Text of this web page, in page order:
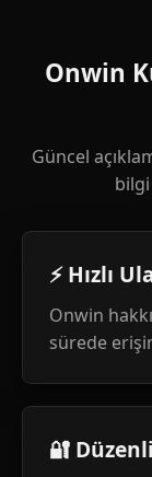
Onwin
Güncel
bilgi
⚡ Hızlı
Onwin
sürede
🔐